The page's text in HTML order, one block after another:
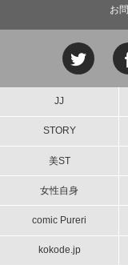
お
JJ
STORY
美ST
女性自身
comic Pureri
kokode.jp